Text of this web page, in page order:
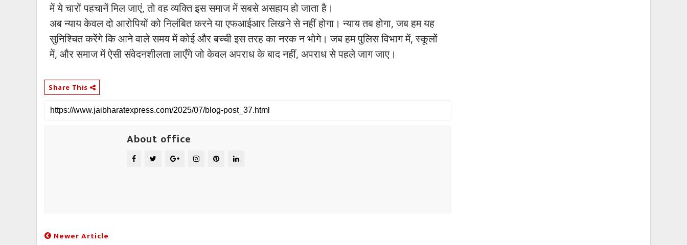
में ये चारों पहचानें मिल जाएं, तो वह व्यक्ति इस समाज में सबसे असहाय हो जाता है।
अब न्याय केवल दो आरोपियों को निलंबित करने या एफआईआर लिखने से नहीं होगा। न्याय तब होगा, जब हम यह
सुनिश्चित करेंगे कि आने वाले समय में कोई और बच्ची इस तरह का नरक न भोगे। जब हम पुलिस विभाग में, स्कूलों
में, और समाज में ऐसी संवेदनशीलता लाएँगे जो केवल अपराध के बाद नहीं, अपराध से पहले जाग जाए।
Share This
About office
Newer Article